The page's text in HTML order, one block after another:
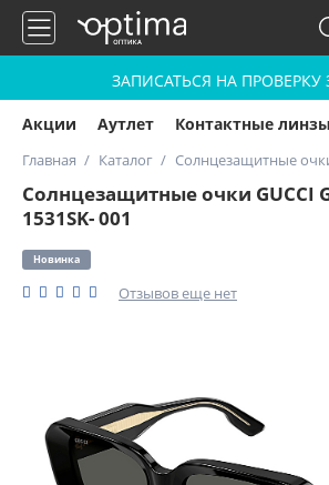
ЗАПИСАТЬСЯ НА ПРОВЕРКУ
Акции Аутлет Контактные линзы
Главная Каталог Солнцезащитные
Солнцезащитные очки GUCCI
1531SK- 001
Новинка
Отзывов еще нет